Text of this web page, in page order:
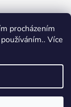
procházením
Více